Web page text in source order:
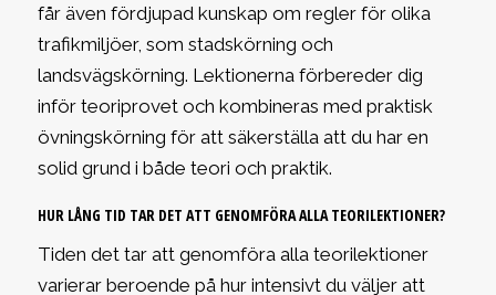
får även fördjupad kunskap om regler för olika
trafikmiljöer, som stadskörning och
landsvägskörning. Lektionerna förbereder dig
inför teoriprovet och kombineras med praktisk
övningskörning för att säkerställa att du har en
solid grund i både teori och praktik.
HUR LÅNG TID TAR DET ATT GENOMFÖRA ALLA TEORILEKTIONER?
Tiden det tar att genomföra alla teorilektioner
varierar beroende på hur intensivt du väljer att